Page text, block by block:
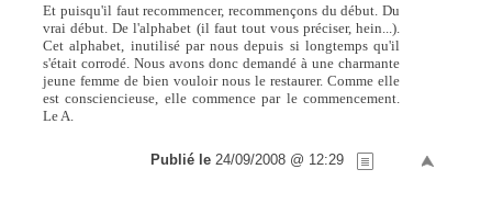
Et puisqu'il faut recommencer, recommençons du début. Du
vrai début. De l'alphabet (il faut tout vous préciser, hein...).
Cet alphabet, inutilisé par nous depuis si longtemps qu'il
s'était corrodé. Nous avons donc demandé à une charmante
jeune femme de bien vouloir nous le restaurer. Comme elle
est consciencieuse, elle commence par le commencement.
Le A.
Publié le 24/09/2008 @ 12:29